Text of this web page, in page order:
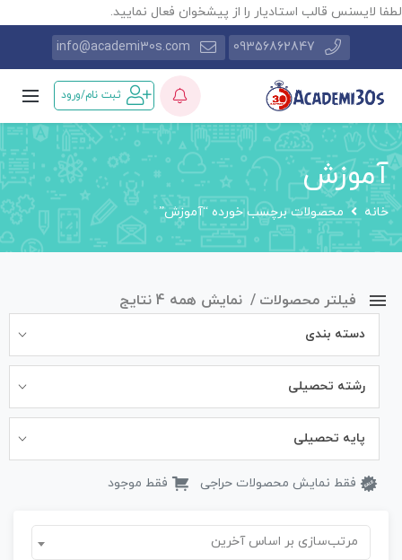
لطفا لایسنس قالب استادیار را از پیشخوان فعال نمایید.
09356862847
info@academi30s.com
ثبت نام/ورود
آموزش
خانه محصولات برچسب خورده “آموزش”
فیلتر محصولات نمایش همه 4 نتایج
دسته بندی
رشته تحصیلی
پایه تحصیلی
فقط نمایش محصولات حراجی فقط موجود
مرتب‌سازی بر اساس آخرین